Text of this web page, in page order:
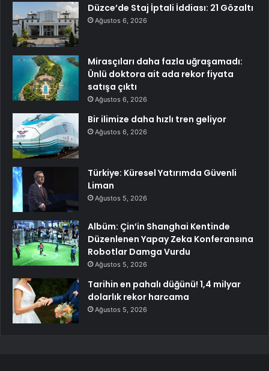
Düzce’de Staj İptali İddiası: 21 Gözaltı
Ağustos 6, 2026
Mirasçıları daha fazla uğraşamadı:
Ünlü doktora ait ada rekor fiyata
satışa çıktı
Ağustos 6, 2026
Bir ilimize daha hızlı tren geliyor
Ağustos 6, 2026
Türkiye: Küresel Yatırımda Güvenli
Liman
Ağustos 5, 2026
Albüm: Çin’in Shanghai Kentinde
Düzenlenen Yapay Zeka Konferansına
Robotlar Damga Vurdu
Ağustos 5, 2026
Tarihin en pahalı düğünü! 1,4 milyar
dolarlık rekor harcama
Ağustos 5, 2026